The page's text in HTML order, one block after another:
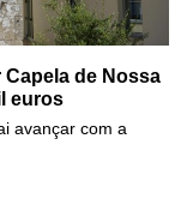
de Nossa
euros
avançar com a